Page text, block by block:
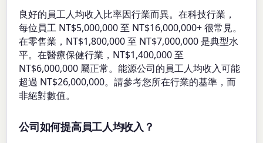
良好的員工人均收入比率因行業而異。在科技行業，
每位員工 NT$5,000,000 至 NT$16,000,000+ 很常見。
在零售業，NT$1,800,000 至 NT$7,000,000 是典型水
平。在醫療保健行業，NT$1,400,000 至
NT$6,000,000 屬正常。能源公司的員工人均收入可能
超過 NT$26,000,000。請參考您所在行業的基準，而
非絕對數值。
公司如何提高員工人均收入？